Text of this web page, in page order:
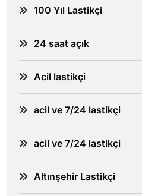
100 Yıl Lastikçi
24 saat açık
Acil lastikçi
acil ve 7/24 lastikçi
acil ve 7/24 lastikçi
Altınşehir Lastikçi